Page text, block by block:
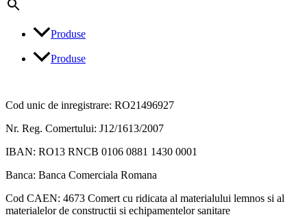
Produse
Produse
Cod unic de inregistrare: RO21496927
Nr. Reg. Comertului: J12/1613/2007
IBAN: RO13 RNCB 0106 0881 1430 0001
Banca: Banca Comerciala Romana
Cod CAEN: 4673 Comert cu ridicata al materialului lemnos si al
materialelor de constructii si echipamentelor sanitare